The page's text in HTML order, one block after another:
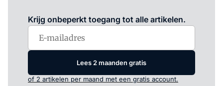
Krijg onbeperkt toegang tot alle artikelen.
Lees 2 maanden gratis
of 2 artikelen per maand met een gratis account.